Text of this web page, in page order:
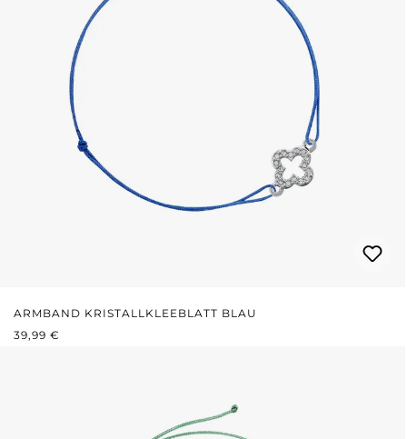
ARMBAND KRISTALLKLEEBLATT BLAU
REGULÄRER PREIS:
39,99 €